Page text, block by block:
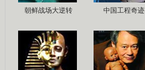
朝鲜战场大逆转 中国工程奇迹